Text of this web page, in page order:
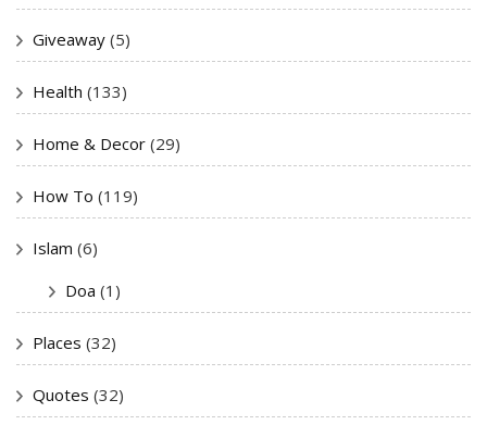
Giveaway (5)
Health (133)
Home & Decor (29)
How To (119)
Islam (6)
Doa (1)
Places (32)
Quotes (32)